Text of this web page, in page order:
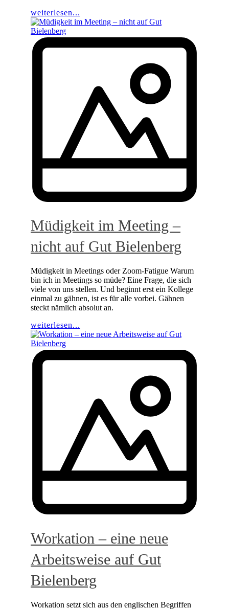
weiterlesen...
Müdigkeit im Meeting –
nicht auf Gut Bielenberg
Müdigkeit in Meetings oder Zoom-Fatigue Warum
bin ich in Meetings so müde? Eine Frage, die sich
viele von uns stellen. Und beginnt erst ein Kollege
einmal zu gähnen, ist es für alle vorbei. Gähnen
steckt nämlich absolut an.
weiterlesen...
Workation – eine neue
Arbeitsweise auf Gut
Bielenberg
Workation setzt sich aus den englischen Begriffen